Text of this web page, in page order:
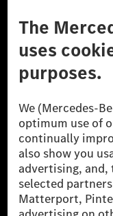
A Mercedes-
A Mercedes-
Mercedes-Benz
luxusautók,
globális szállítói
AG
szolgáltatásokat
szolgáltatásokat